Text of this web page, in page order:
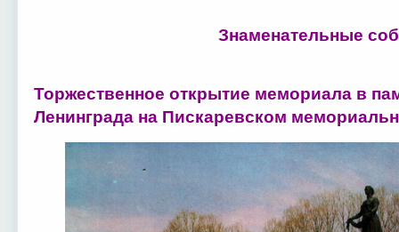
Знаменательные
Торжественное открытие мемориала в
Ленинграда на Пискаревском